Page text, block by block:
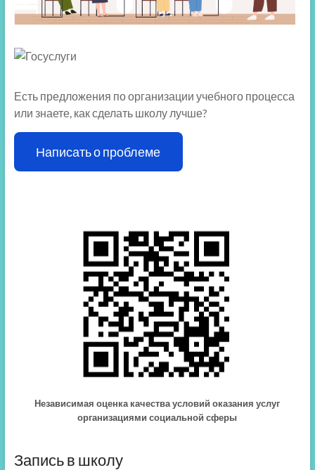
Есть предложения по организации учебного процесса
или знаете, как сделать школу лучше?
Написать о проблеме
Независимая оценка качества условий оказания услуг
организациями социальной сферы
Запись в школу